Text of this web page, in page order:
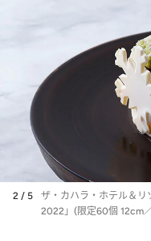
2 / 5
ザ・カハラ・ホテル＆リ
2022」(限定60個 12cm